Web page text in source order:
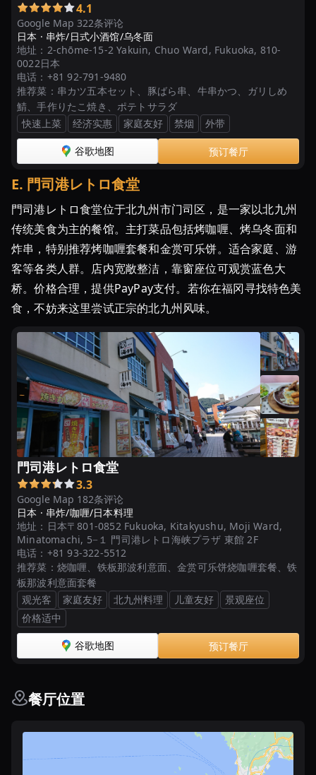
Google Map 322条评论
4.1
日本 · 串炸/日式小酒馆/乌冬面
地址： 2-chōme-15-2 Yakuin, Chuo Ward, Fukuoka, 810-
0022日本
电话： +81 92-791-9480
推荐菜： 串カツ五本セット、豚ばら串、牛串かつ、ガリしめ
鯖、手作りたこ焼き、ポテトサラダ
快速上菜
经济实惠 家庭友好 禁烟 外带
谷歌地图 预订餐厅
E. 門司港レトロ食堂
門司港レトロ食堂位于北九州市门司区，是一家以北九州
传统美食为主的餐馆。主打菜品包括烤咖喱、烤乌冬面和
炸串，特别推荐烤咖喱套餐和金赏可乐饼。适合家庭、游
客等各类人群。店内宽敞整洁，靠窗座位可观赏蓝色大
桥。价格合理，提供PayPay支付。若你在福冈寻找特色美
食，不妨来这里尝试正宗的北九州风味。
門司港レトロ食堂
Google Map 182条评论
3.3
日本 · 串炸/咖喱/日本料理
地址： 日本〒801-0852 Fukuoka, Kitakyushu, Moji Ward,
Minatomachi, 5−１ 門司港レトロ海峡プラザ 東館 2F
电话： +81 93-322-5512
推荐菜： 烧咖喱、铁板那波利意面、金赏可乐饼烧咖喱套餐、铁
板那波利意面套餐
观光客
家庭友好 北九州料理 儿童友好
景观座位
价格适中
谷歌地图 预订餐厅
餐厅位置